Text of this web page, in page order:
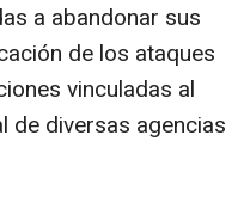
a abandonar sus
de los ataques
vinculadas al
de diversas agencias